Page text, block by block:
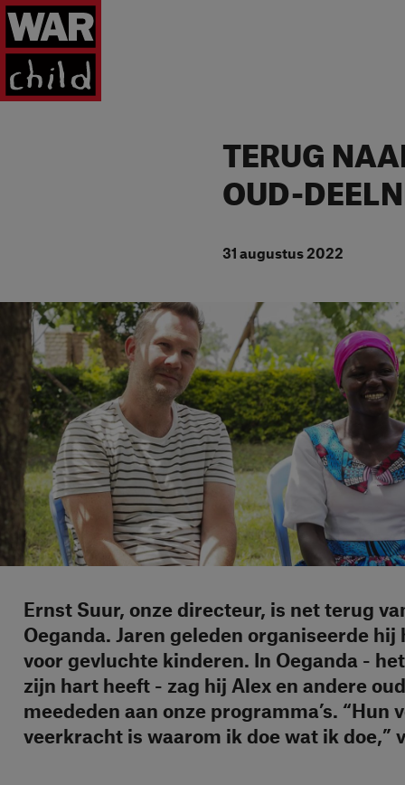
Ga naar homepage
TERUG
OUD-
31 augustus 2022
Ernst Suur, onze directeur, is net terug
Oeganda. Jaren geleden organiseerde
voor gevluchte kinderen. In Oeganda -
zijn hart heeft - zag hij Alex en andere
meededen aan onze programma’s. “Hun
veerkracht is waarom ik doe wat ik doe,”